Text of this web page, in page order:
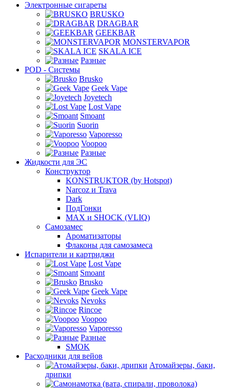
Электронные сигареты
BRUSKO
DRAGBAR
GEEKBAR
MONSTERVAPOR
SKALA ICE
Разные
POD - Системы
Brusko
Geek Vape
Joyetech
Lost Vape
Smoant
Suorin
Vaporesso
Voopoo
Разные
Жидкости для ЭС
Конструктор
KONSTRUKTOR (by Hotspot)
Narcoz и Trava
Dark
ПодГонки
MAX и SHOCK (VLIQ)
Самозамес
Ароматизаторы
Флаконы для самозамеса
Испарители и картриджи
Lost Vape
Smoant
Brusko
Geek Vape
Nevoks
Rincoe
Voopoo
Vaporesso
Разные
SMOK
Расходники для вейов
Атомайзеры, баки,
дрипки